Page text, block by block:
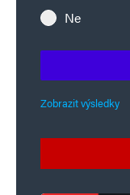
Ne
Zobrazit výsledky